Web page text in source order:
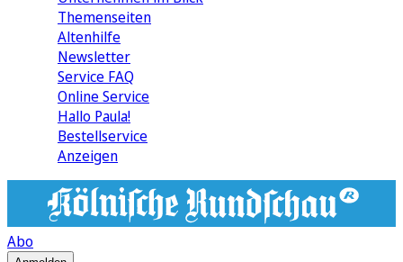
Themenseiten
Altenhilfe
Newsletter
Service FAQ
Online Service
Hallo Paula!
Bestellservice
Anzeigen
Abo